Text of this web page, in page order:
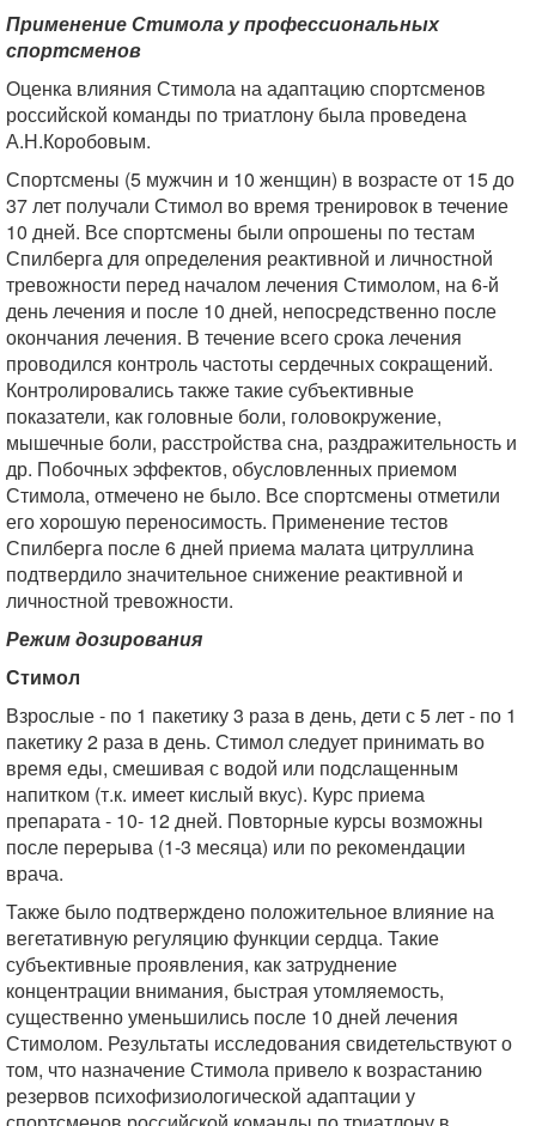
Применение Стимола у профессиональных
спортсменов
Оценка влияния Стимола на адаптацию спортсменов
российской команды по триатлону была проведена
А.Н.Коробовым.
Спортсмены (5 мужчин и 10 женщин) в возрасте от 15 до
37 лет получали Стимол во время тренировок в течение
10 дней. Все спортсмены были опрошены по тестам
Спилберга для определения реактивной и личностной
тревожности перед началом лечения Стимолом, на 6-й
день лечения и после 10 дней, непосредственно после
окончания лечения. В течение всего срока лечения
проводился контроль частоты сердечных сокращений.
Контролировались также такие субъективные
показатели, как головные боли, головокружение,
мышечные боли, расстройства сна, раздражительность и
др. Побочных эффектов, обусловленных приемом
Стимола, отмечено не было. Все спортсмены отметили
его хорошую переносимость. Применение тестов
Спилберга после 6 дней приема малата цитруллина
подтвердило значительное снижение реактивной и
личностной тревожности.
Режим дозирования
Стимол
Взрослые - по 1 пакетику 3 раза в день, дети с 5 лет - по 1
пакетику 2 раза в день. Стимол следует принимать во
время еды, смешивая с водой или подслащенным
напитком (т.к. имеет кислый вкус). Курс приема
препарата - 10- 12 дней. Повторные курсы возможны
после перерыва (1-3 месяца) или по рекомендации
врача.
Также было подтверждено положительное влияние на
вегетативную регуляцию функции сердца. Такие
субъективные проявления, как затруднение
концентрации внимания, быстрая утомляемость,
существенно уменьшились после 10 дней лечения
Стимолом. Результаты исследования свидетельствуют о
том, что назначение Стимола привело к возрастанию
резервов психофизиологической адаптации у